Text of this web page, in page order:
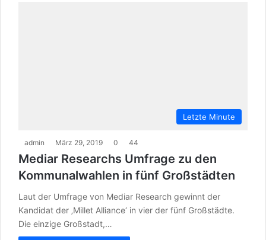
Letzte Minute
admin März 29, 2019 0 44
Mediar Researchs Umfrage zu den
Kommunalwahlen in fünf Großstädten
Laut der Umfrage von Mediar Research gewinnt der
Kandidat der ‚Millet Alliance‘ in vier der fünf Großstädte.
Die einzige Großstadt,…